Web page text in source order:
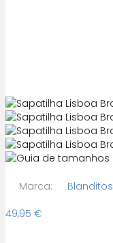
Marca:
Blanditos
49,95 €